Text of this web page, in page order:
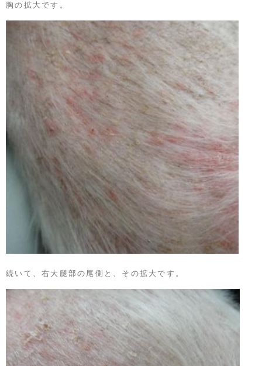
胸の拡大です。
続いて、右大腿部の尾側と、その拡大です。